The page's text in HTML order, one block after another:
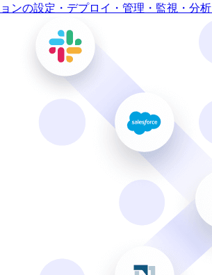
ョンの設定・デプロイ・管理・監視・分析